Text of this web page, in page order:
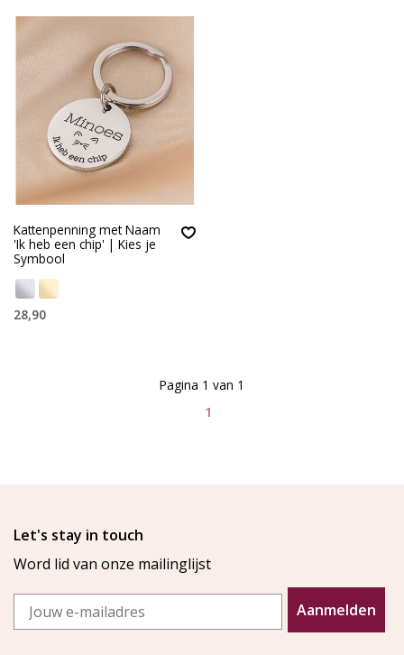
Kattenpenning met Naam
'Ik heb een chip' | Kies je
Symbool
28,90
1
Pagina 1 van 1
Let's stay in touch
Word lid van onze mailinglijst
Email
Aanmelden